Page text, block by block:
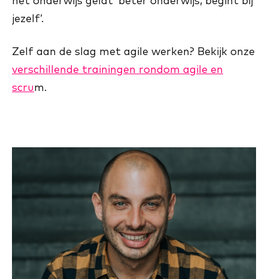
jezelf’.
Zelf aan de slag met agile werken? Bekijk onze
verschillende trainingen rondom agile en
scrum.